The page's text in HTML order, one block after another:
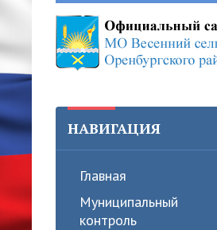
НАВИГАЦИЯ
Главная
Муниципальный
контроль